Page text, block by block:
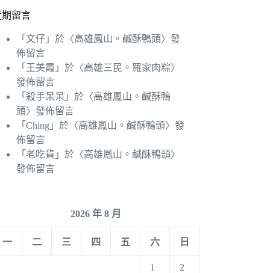
期留言
「文仔 」於〈高雄鳳山。鹹酥鴨頭〉發
佈留言
「 王美霞 」於〈高雄三民。羅家肉粽〉
發佈留言
「殺手呆呆 」於〈高雄鳳山。鹹酥鴨
頭〉發佈留言
「Ching 」於〈高雄鳳山。鹹酥鴨頭〉發
佈留言
「老吃貨 」於〈高雄鳳山。鹹酥鴨頭〉
發佈留言
2026 年 8 月
一 二 三 四 五 六 日
1 2